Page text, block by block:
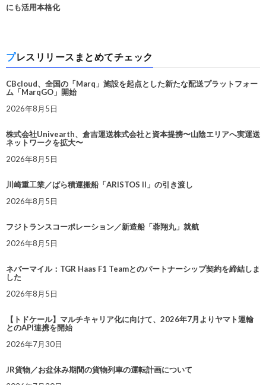
にも活用本格化
プレスリリースまとめてチェック
CBcloud、全国の「Marq」施設を起点とした新たな配送プラットフォー
ム「MarqGO」開始
2026年8月5日
株式会社Univearth、倉吉運送株式会社と資本提携〜山陰エリアへ実運送
ネットワークを拡大〜
2026年8月5日
川崎重工業／ばら積運搬船「ARISTOS II」の引き渡し
2026年8月5日
フジトランスコーポレーション／新造船「蓉翔丸」就航
2026年8月5日
ネバーマイル：TGR Haas F1 Teamとのパートナーシップ契約を締結しま
した
2026年8月5日
【トドケール】マルチキャリア化に向けて、2026年7月よりヤマト運輸
とのAPI連携を開始
2026年7月30日
JR貨物／お盆休み期間の貨物列車の運転計画について